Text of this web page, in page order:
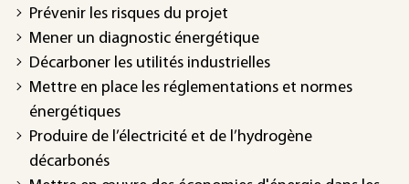
Prévenir les risques du projet
Mener un diagnostic énergétique
Décarboner les utilités industrielles
Mettre en place les réglementations et normes
énergétiques
Produire de l’électricité et de l’hydrogène
décarbonés